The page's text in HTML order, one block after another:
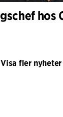
Visa fler nyheter